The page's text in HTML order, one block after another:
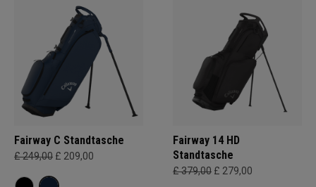
Fairway C Standtasche
£ 249,00 £ 209,00
Fairway 14 HD
Standtasche
£ 379,00 £ 279,00